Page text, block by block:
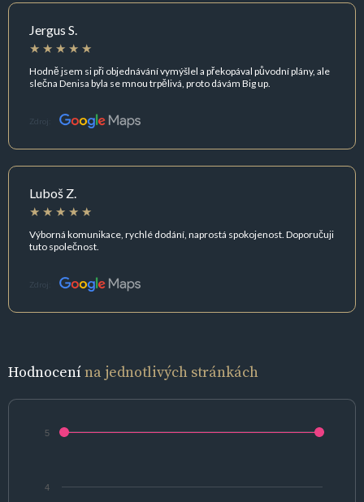
Jergus S.
Hodně jsem si při objednávání vymýšlel a překopával původní plány, ale
slečna Denisa byla se mnou trpělivá, proto dávám Big up.
Zdroj:
Luboš Z.
Výborná komunikace, rychlé dodání, naprostá spokojenost. Doporučuji
tuto společnost.
Zdroj:
Hodnocenína jednotlivých stránkách
4
5